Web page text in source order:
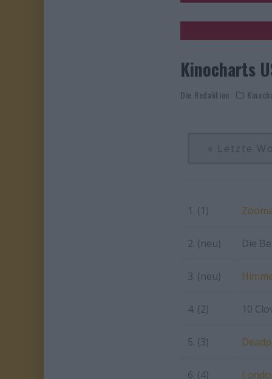
Kinocharts
Die Redaktion
« Letzte
1. (1)
2. (neu) Die
3. (neu)
4. (2) 10
5. (3)
6. (4)